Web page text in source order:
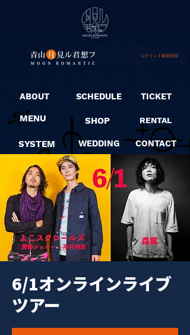
ログイン / 新規登録
ABOUT
MENU
SYSTEM
SCHEDULE
SHOP
WEDDING
TICKET
RENTAL
CONTACT
6/1オンラインライブ
ツアー